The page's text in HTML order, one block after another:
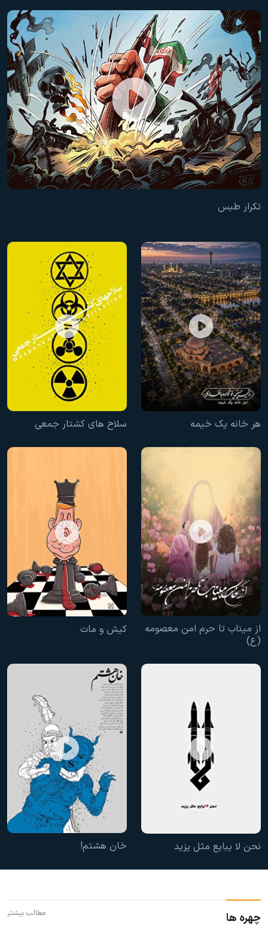
تکرار طبس
هر خانه یک خیمه سلاح های کشتار جمعی
از میناب تا حرم امن معصومه
(ع)
کیش و مات
نحن لا یبایع مثل یزید خان هشتم!
چهره ها مطالب بیشتر